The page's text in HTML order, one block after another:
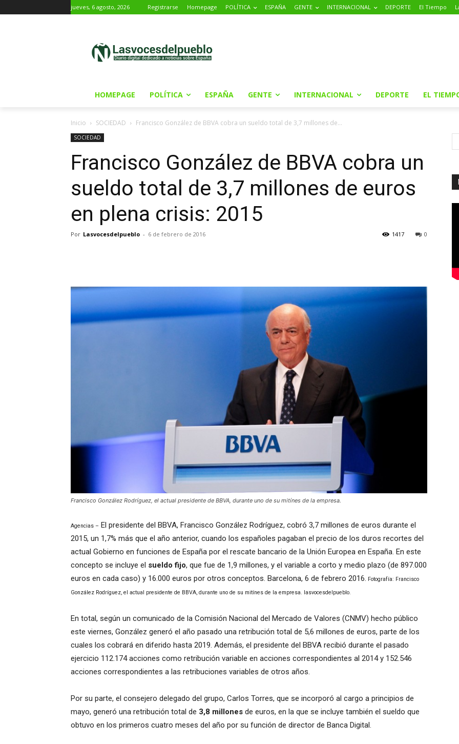
jueves, 6 agosto, 2026 Registrarse Homepage POLÍTICA ESPAÑA GENTE INTERNACIONAL DEPORTE El Tiempo
HOMEPAGE POLÍTICA ESPAÑA GENTE INTERNACIONAL DEPORTE EL
Inicio SOCIEDAD Francisco González de BBVA cobra un sueldo total de 3,7 millones de...
SOCIEDAD
Francisco González de BBVA cobra un
sueldo total de 3,7 millones de euros
en plena crisis: 2015
Por Lasvocesdelpueblo - 6 de febrero de 2016 0
1417
Francisco González Rodríguez, el actual presidente de BBVA, durante uno de su mitínes de la empresa.
Agencias – El presidente del BBVA, Francisco González Rodríguez, cobró 3,7 millones de euros durante el
2015, un 1,7% más que el año anterior, cuando los españoles pagaban el precio de los duros recortes del
actual Gobierno en funciones de España por el rescate bancario de la Unión Europea en España. En este
concepto se incluye el sueldo fijo, que fue de 1,9 millones, y el variable a corto y medio plazo (de 897.000
euros en cada caso) y 16.000 euros por otros conceptos. Barcelona, 6 de febrero 2016. Fotografía: Francisco
González Rodríguez, el actual presidente de BBVA, durante uno de su mitínes de la empresa. lasvocesdelpueblo.
En total, según un comunicado de la Comisión Nacional del Mercado de Valores (CNMV) hecho público
este viernes, González generó el año pasado una retribución total de 5,6 millones de euros, parte de los
cuales los cobrará en diferido hasta 2019. Además, el presidente del BBVA recibió durante el pasado
ejercicio 112.174 acciones como retribución variable en acciones correspondientes al 2014 y 152.546
acciones correspondientes a las retribuciones variables de otros años.
Por su parte, el consejero delegado del grupo, Carlos Torres, que se incorporó al cargo a principios de
mayo, generó una retribución total de 3,8 millones de euros, en la que se incluye también el sueldo que
obtuvo en los primeros cuatro meses del año por su función de director de Banca Digital.